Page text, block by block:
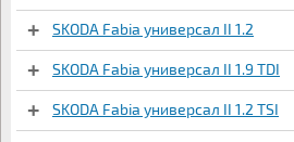
SKODA Fabia универсал II 1.2
SKODA Fabia универсал II 1.9 TDI
SKODA Fabia универсал II 1.2 TSI